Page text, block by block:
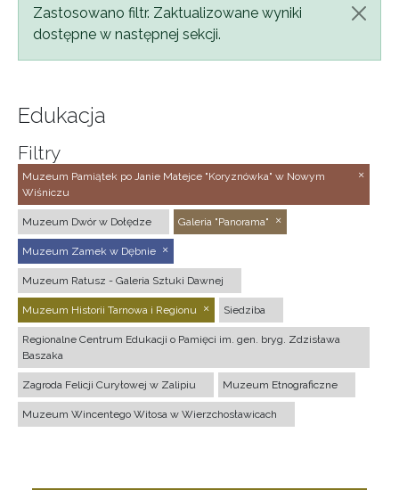
Komunikat
Zastosowano filtr. Zaktualizowane wyniki
dostępne w następnej sekcji.
Edukacja
Filtry
Muzeum Pamiątek po Janie Matejce "Koryznówka" w Nowym
Wiśniczu
Muzeum Dwór w Dołędze Galeria "Panorama"
Muzeum Zamek w Dębnie
Muzeum Ratusz - Galeria Sztuki Dawnej
Muzeum Historii Tarnowa i Regionu Siedziba
Regionalne Centrum Edukacji o Pamięci im. gen. bryg. Zdzisława
Baszaka
Zagroda Felicji Curyłowej w Zalipiu Muzeum Etnograficzne
Muzeum Wincentego Witosa w Wierzchosławicach